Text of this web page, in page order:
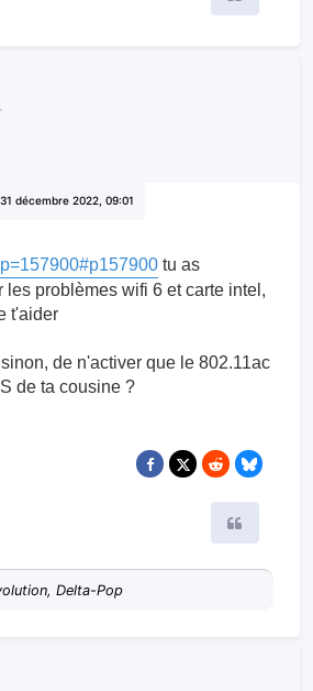
31 décembre 2022, 09:01
tu as
les problèmes wifi 6 et carte intel,
t'aider
de n'activer que le 802.11ac
de ta cousine ?
Delta-Pop